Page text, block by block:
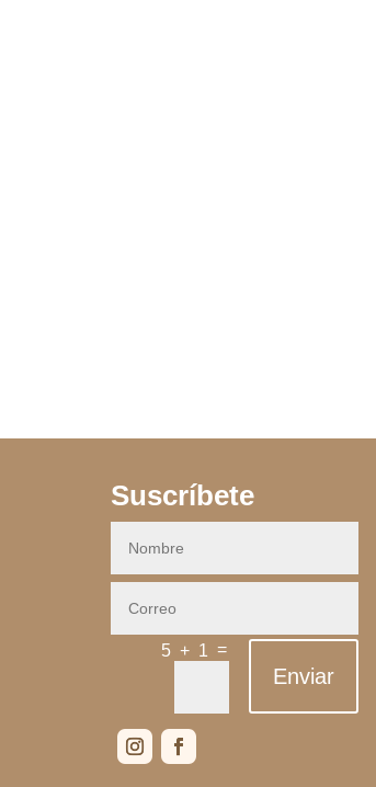
Suscríbete
5 + 1 =
Enviar